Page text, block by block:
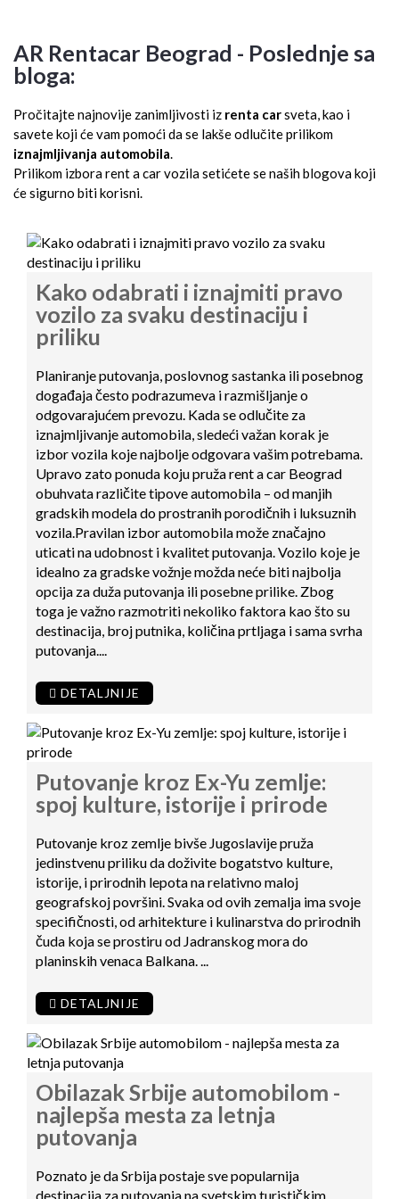
AR Rentacar Beograd - Poslednje sa
bloga:
Pročitajte najnovije zanimljivosti iz renta carsveta, kao i
savete koji će vam pomoći da se lakše odlučite prilikom
iznajmljivanja automobila.
Prilikom izbora rent a car vozila setićete se naših blogova koji
će sigurno biti korisni.
Kako odabrati i iznajmiti pravo
vozilo za svaku destinaciju i
priliku
Planiranje putovanja, poslovnog sastanka ili posebnog
događaja često podrazumeva i razmišljanje o
odgovarajućem prevozu. Kada se odlučite za
iznajmljivanje automobila, sledeći važan korak je
izbor vozila koje najbolje odgovara vašim potrebama.
Upravo zato ponuda koju pruža rent a car Beograd
obuhvata različite tipove automobila – od manjih
gradskih modela do prostranih porodičnih i luksuznih
vozila.Pravilan izbor automobila može značajno
uticati na udobnost i kvalitet putovanja. Vozilo koje je
idealno za gradske vožnje možda neće biti najbolja
opcija za duža putovanja ili posebne prilike. Zbog
toga je važno razmotriti nekoliko faktora kao što su
destinacija, broj putnika, količina prtljaga i sama svrha
putovanja....
DETALJNIJE
Putovanje kroz Ex-Yu zemlje:
spoj kulture, istorije i prirode
Putovanje kroz zemlje bivše Jugoslavije pruža
jedinstvenu priliku da doživite bogatstvo kulture,
istorije, i prirodnih lepota na relativno maloj
geografskoj površini. Svaka od ovih zemalja ima svoje
specifičnosti, od arhitekture i kulinarstva do prirodnih
čuda koja se prostiru od Jadranskog mora do
planinskih venaca Balkana. ...
DETALJNIJE
Obilazak Srbije automobilom -
najlepša mesta za letnja
putovanja
Poznato je da Srbija postaje sve popularnija
destinacija za putovanja na svetskim turističkim